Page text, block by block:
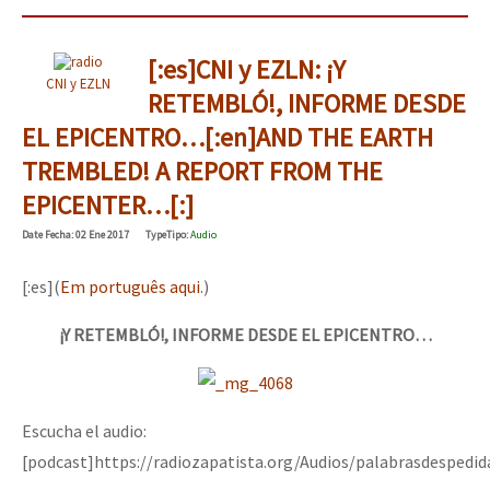
CNI y EZLN
[:es]CNI y EZLN: ¡Y
RETEMBLÓ!, INFORME DESDE
EL EPICENTRO…[:en]AND THE EARTH
TREMBLED! A REPORT FROM THE
EPICENTER…[:]
DateFecha: 02 Ene 2017 TypeTipo:Audio
[:es](Em português aqui.)
¡Y RETEMBLÓ!, INFORME DESDE EL EPICENTRO…
Escucha el audio:
[podcast]https://radiozapatista.org/Audios/